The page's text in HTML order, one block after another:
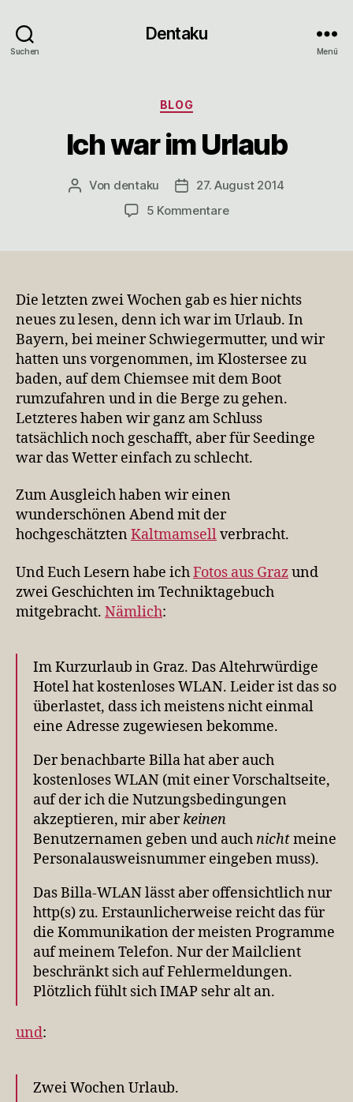
Suchen
Dentaku
Menü
Kategorien
BLOG
Ich war im Urlaub
Beitragsautor
Von dentaku Veröffentlichungsdatum
27. August 2014
5 Kommentarezu
Die letzten zwei Wochen gab es hier nichts
neues zu lesen, denn ich war im Urlaub. In
Bayern, bei meiner Schwiegermutter, und wir
hatten uns vorgenommen, im Klostersee zu
baden, auf dem Chiemsee mit dem Boot
rumzufahren und in die Berge zu gehen.
Letzteres haben wir ganz am Schluss
tatsächlich noch geschafft, aber für Seedinge
war das Wetter einfach zu schlecht.
Zum Ausgleich haben wir einen
wunderschönen Abend mit der
hochgeschätzten Kaltmamsellverbracht.
Und Euch Lesern habe ichFotos aus Grazund
zwei Geschichten im Techniktagebuch
mitgebracht. Nämlich:
Im Kurzurlaub in Graz. Das Altehrwürdige
Hotel hat kostenloses WLAN. Leider ist das so
überlastet, dass ich meistens nicht einmal
eine Adresse zugewiesen bekomme.
Der benachbarte Billa hat aber auch
kostenloses WLAN (mit einer Vorschaltseite,
auf der ich die Nutzungsbedingungen
akzeptieren, mir aberkeinen
Benutzernamen geben und auch nichtmeine
Personalausweisnummer eingeben muss).
Das Billa-WLAN lässt aber offensichtlich nur
http(s) zu. Erstaunlicherweise reicht das für
die Kommunikation der meisten Programme
auf meinem Telefon. Nur der Mailclient
beschränkt sich auf Fehlermeldungen.
Plötzlich fühlt sich IMAP sehr alt an.
und:
Zwei Wochen Urlaub.